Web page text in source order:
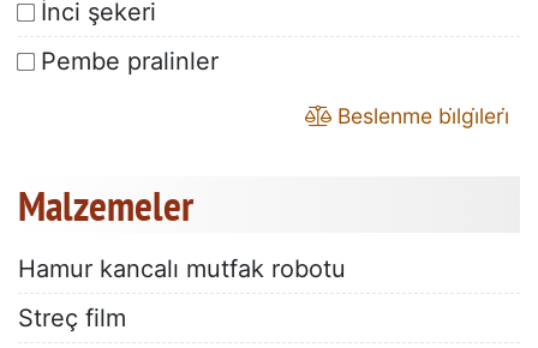
İnci şekeri
Pembe pralinler
Beslenme bi̇lgi̇leri̇
Malzemeler
Hamur kancalı mutfak robotu
Streç film